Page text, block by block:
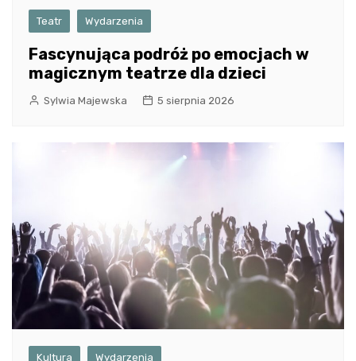
Teatr Wydarzenia
Fascynująca podróż po emocjach w
magicznym teatrze dla dzieci
Sylwia Majewska 5 sierpnia 2026
Kultura Wydarzenia